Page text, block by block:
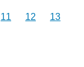
11 12 13